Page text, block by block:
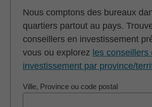
Nous comptons des bureaux
quartiers partout au pays.
conseillers en investissement
vous ou explorez les conseillers
investissement par province/
Ville, Province ou code postal